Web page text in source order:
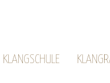
KLANGSCHULE